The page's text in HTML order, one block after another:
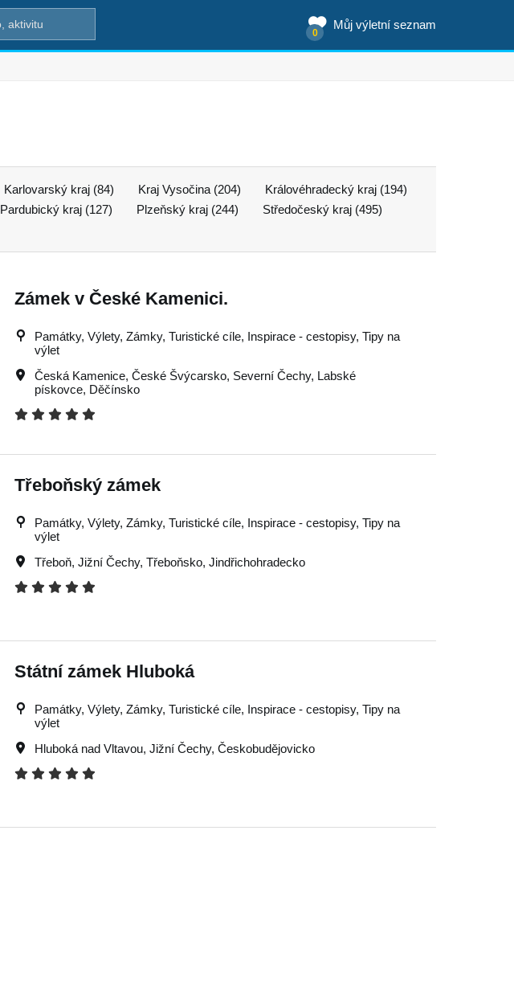
Můj výletní seznam
0
Karlovarský kraj (84) Kraj Vysočina (204)
Královéhradecký kraj (194)
Pardubický kraj (127) Plzeňský kraj (244)
Středočeský kraj (495)
Zámek v České Kamenici.
Památky, Výlety, Zámky, Turistické cíle, Inspirace - cestopisy, Tipy na
výlet
Česká Kamenice,České Švýcarsko, Severní Čechy, Labské
pískovce, Děčínsko
Třeboňský zámek
Památky, Výlety, Zámky, Turistické cíle, Inspirace - cestopisy, Tipy na
výlet
Třeboň,Jižní Čechy,Třeboňsko,Jindřichohradecko
Státní zámek Hluboká
Památky, Výlety, Zámky, Turistické cíle, Inspirace - cestopisy, Tipy na
výlet
Hluboká nad Vltavou,Jižní Čechy,Českobudějovicko